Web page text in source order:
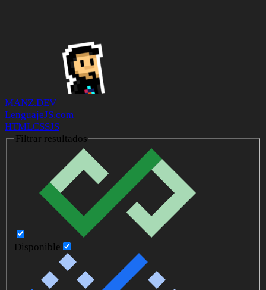
MANZ.DEV
LenguajeJS.com
HTMLCSSJS
Filtrar resultados
Disponible